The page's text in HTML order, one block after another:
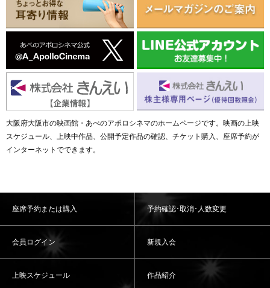
大阪府大阪市の映画館・あべのアポロシネマのホームページです。映画の上映
スケジュール、上映中作品、公開予定作品の確認、チケット購入、座席予約が
インターネットでできます。
座席予約または購入 予約確認･取消･人数変更
会員ログイン 新規入会
上映スケジュール 作品紹介